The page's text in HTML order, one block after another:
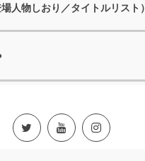
人物しおり／タイトルリスト）